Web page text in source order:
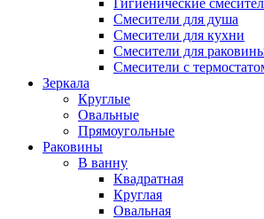
Смесители для душа
Смесители для кухни
Смесители для
Смесители с
Зеркала
Круглые
Овальные
Прямоугольные
Раковины
В ванну
Квадратная
Круглая
Овальная